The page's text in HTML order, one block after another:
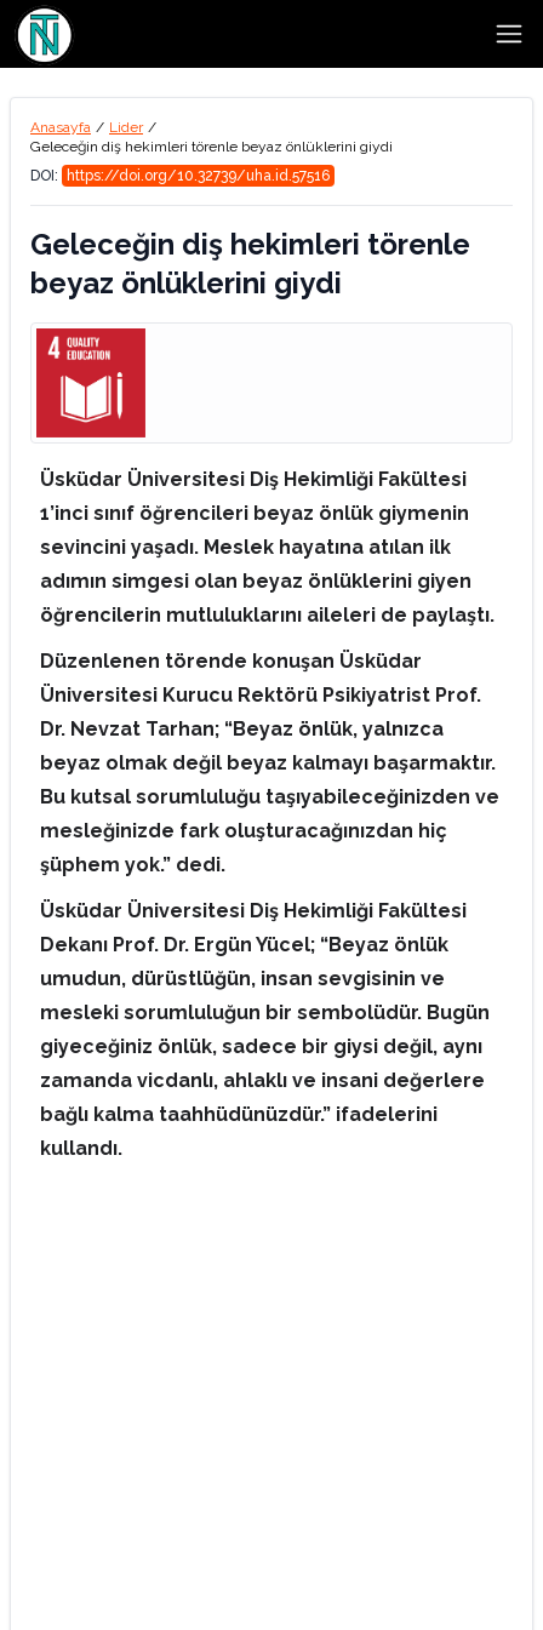
Anasayfa / Lider /
Geleceğin diş hekimleri törenle beyaz önlüklerini giydi
DOI:
https://doi.org/10.32739/uha.id.57516
Geleceğin diş hekimleri törenle
beyaz önlüklerini giydi
Üsküdar Üniversitesi Diş Hekimliği Fakültesi
1’inci sınıf öğrencileri beyaz önlük giymenin
sevincini yaşadı. Meslek hayatına atılan ilk
adımın simgesi olan beyaz önlüklerini giyen
öğrencilerin mutluluklarını aileleri de paylaştı.
Düzenlenen törende konuşan Üsküdar
Üniversitesi Kurucu Rektörü Psikiyatrist Prof.
Dr. Nevzat Tarhan; “Beyaz önlük, yalnızca
beyaz olmak değil beyaz kalmayı başarmaktır.
Bu kutsal sorumluluğu taşıyabileceğinizden ve
mesleğinizde fark oluşturacağınızdan hiç
şüphem yok.” dedi.
Üsküdar Üniversitesi Diş Hekimliği Fakültesi
Dekanı Prof. Dr. Ergün Yücel; “Beyaz önlük
umudun, dürüstlüğün, insan sevgisinin ve
mesleki sorumluluğun bir sembolüdür. Bugün
giyeceğiniz önlük, sadece bir giysi değil, aynı
zamanda vicdanlı, ahlaklı ve insani değerlere
bağlı kalma taahhüdünüzdür.” ifadelerini
kullandı.